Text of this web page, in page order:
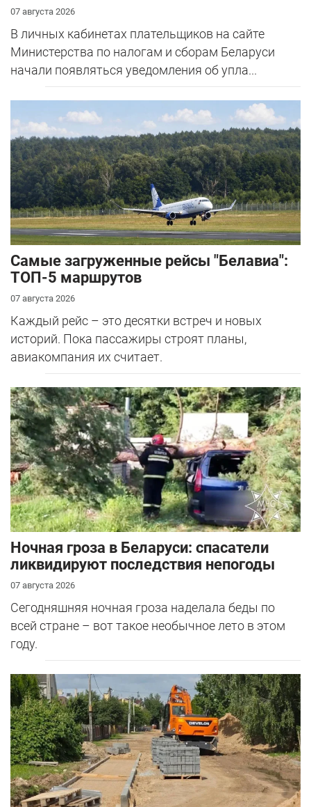
07 августа 2026
В личных кабинетах плательщиков на сайте
Министерства по налогам и сборам Беларуси
начали появляться уведомления об упла...
Самые загруженные рейсы "Белавиа":
ТОП-5 маршрутов
07 августа 2026
Каждый рейс – это десятки встреч и новых
историй. Пока пассажиры строят планы,
авиакомпания их считает.
Ночная гроза в Беларуси: спасатели
ликвидируют последствия непогоды
07 августа 2026
Сегодняшняя ночная гроза наделала беды по
всей стране – вот такое необычное лето в этом
году.